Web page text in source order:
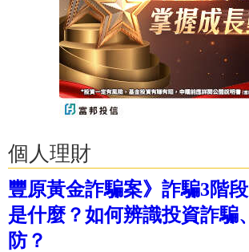
個人理財
豐原黃金詐騙案》詐騙3階段
是什麼？如何辨識投資詐騙
防？